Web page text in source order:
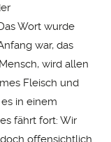
Wort wurde
war, das
wird allen
Fleisch und
in einem
fährt fort: Wir
offensichtlich